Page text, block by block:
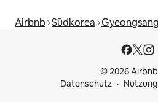
Airbnb Südkorea
© 2026
Datenschutz